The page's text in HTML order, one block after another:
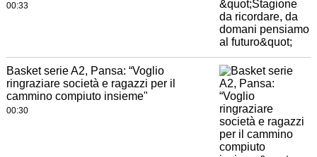
00:33
Basket serie A2, Pansa: “Voglio
ringraziare società e ragazzi per il
cammino compiuto insieme"
00:30